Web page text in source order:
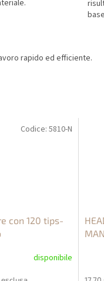
rapido ed efficiente.
con 120 tips-
disponibile
Codice:5810-N